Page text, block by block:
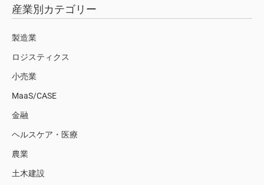
産業別カテゴリー
製造業
ロジスティクス
小売業
MaaS/CASE
金融
ヘルスケア・医療
農業
土木建設